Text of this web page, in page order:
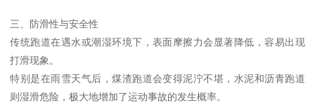
三、防滑性与安全性
传统跑道在遇水或潮湿环境下，表面摩擦力会显著降低，容易出现
打滑现象。
特别是在雨雪天气后，煤渣跑道会变得泥泞不堪，水泥和沥青跑道
则湿滑危险，极大地增加了运动事故的发生概率。